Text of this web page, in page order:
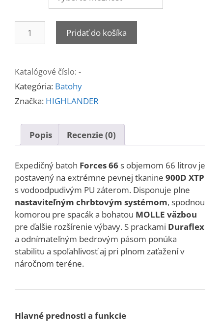
Ruksak
66
litrov
Pridať do košíka
Katalógové číslo: -
Kategória: Batohy
Značka: HIGHLANDER
Popis Recenzie (0)
Expedičný batoh Forces 66 s objemom 66 litrov je
postavený na extrémne pevnej tkanine 900D XTP
s vodoodpudivým PU záterom. Disponuje plne
nastaviteľným chrbtovým systémom, spodnou
komorou pre spacák a bohatou MOLLE väzbou
pre ďalšie rozšírenie výbavy. S prackami Duraflex
a odnímateľným bedrovým pásom ponúka
stabilitu a spoľahlivosť aj pri plnom zaťažení v
náročnom teréne.
Hlavné prednosti a funkcie